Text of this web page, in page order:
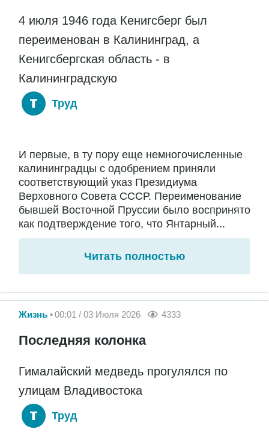
4 июля 1946 года Кенигсберг был
переименован в Калининград, а
Кенигсбергская область - в
Калининградскую
Труд
И первые, в ту пору еще немногочисленные
калининградцы с одобрением приняли
соответствующий указ Президиума
Верховного Совета СССР. Переименование
бывшей Восточной Пруссии было воспринято
как подтверждение того, что Янтарный...
Читать полностью
Жизнь 00:01 / 03 Июля 2026 4333
Последняя колонка
Гималайский медведь прогулялся по
улицам Владивостока
Труд